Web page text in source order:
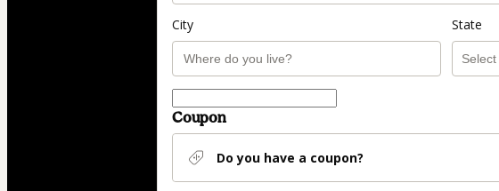
City State
Coupon
Do you have a coupon?